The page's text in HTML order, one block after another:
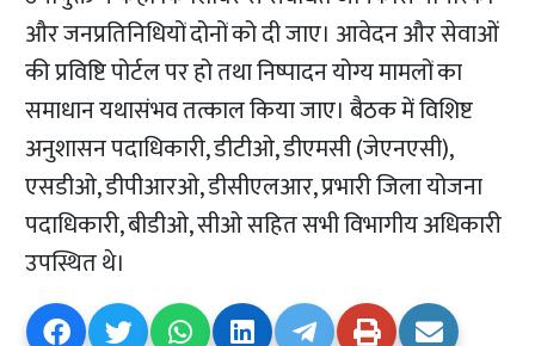
और जनप्रतिनिधियों दोनों को दी जाए। आवेदन और सेवाओं
की प्रविष्टि पोर्टल पर हो तथा निष्पादन योग्य मामलों का
समाधान यथासंभव तत्काल किया जाए। बैठक में विशिष्ट
अनुशासन पदाधिकारी, डीटीओ, डीएमसी (जेएनएसी),
एसडीओ, डीपीआरओ, डीसीएलआर, प्रभारी जिला योजना
पदाधिकारी, बीडीओ, सीओ सहित सभी विभागीय अधिकारी
उपस्थित थे।